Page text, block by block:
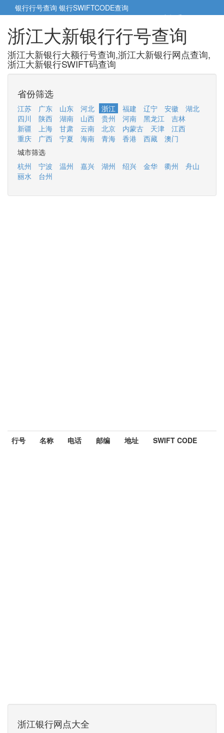
银行行号查询 银行SWIFTCODE查询
5cm小帮手5cm.cn
浙江大新银行行号查询
浙江大新银行大额行号查询,浙江大新银行网点查询,
浙江大新银行SWIFT码查询
省份筛选
江苏 广东 山东 河北 浙江 福建 辽宁 安徽
湖北
四川
陕西 湖南 山西 贵州 河南 黑龙江
吉林
新疆
上海 甘肃 云南 北京 内蒙古 天津
江西
重庆
广西 宁夏 海南 青海 香港 西藏
澳门
城市筛选
杭州
宁波 温州 嘉兴 湖州 绍兴 金华 衢州
舟山
丽水
台州
行号 名称 电话 邮编 地址 SWIFT CODE
浙江银行网点大全